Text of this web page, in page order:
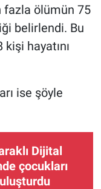
ölümün 75
belirlendi. Bu
hayatını
ise şöyle
Dijital
çocukları